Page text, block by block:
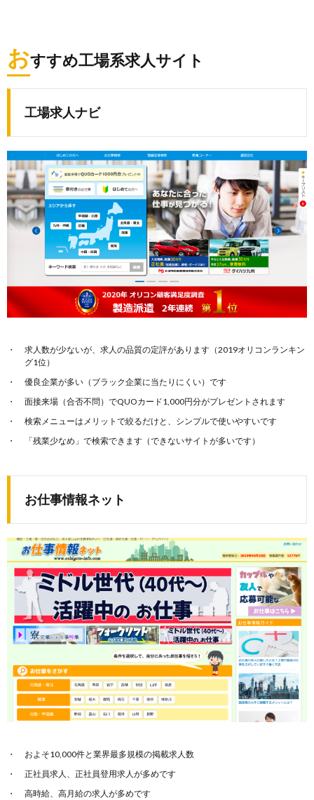
おすすめ工場系求人サイト
工場求人ナビ
求人数が少ないが、求人の品質の定評があります（2019オリコンランキン
グ1位）
優良企業が多い（ブラック企業に当たりにくい）です
面接来場（合否不問）でQUOカード1,000円分がプレゼントされます
検索メニューはメリットで絞るだけと、シンプルで使いやすいです
「残業少なめ」で検索できます（できないサイトが多いです）
お仕事情報ネット
およそ10,000件と業界最多規模の掲載求人数
正社員求人、正社員登用求人が多めです
高時給、高月給の求人が多めです